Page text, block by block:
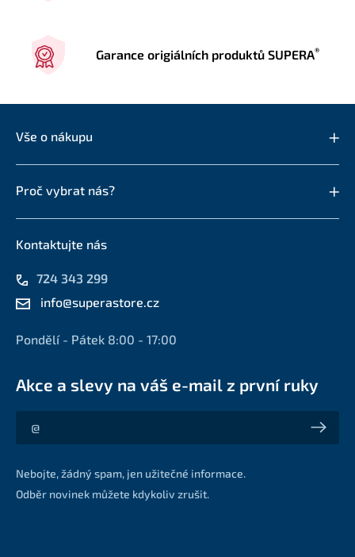
Garance origiálních produktů SUPERA®
Vše o nákupu
Proč vybrat nás?
Kontaktujte nás
724 343 299
info@superastore.cz
Pondělí - Pátek 8:00 - 17:00
Akce a slevy na váš e-mail z první ruky
Akce a slevy na váš e-mail z první ruky
Nebojte, žádný spam, jen užitečné informace.
Odběr novinek můžete kdykoliv zrušit.